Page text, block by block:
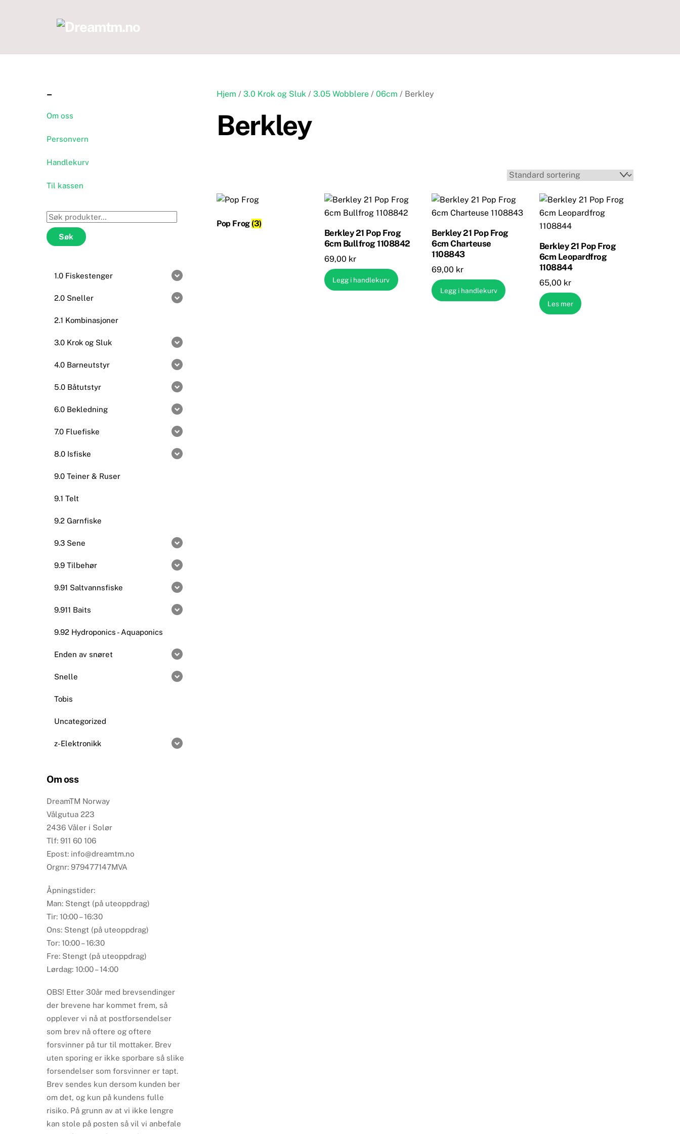
Hjem / 3.0 Krok og Sluk / 3.05 Wobblere /06cm / Berkley
Berkley
Pop Frog (3)
Berkley 21 Pop Frog
6cm Bullfrog 1108842
69,00 kr
Legg i handlekurv
Berkley 21 Pop Frog
6cm Charteuse
1108843
69,00 kr
Legg i handlekurv
Berkley 21 Pop Frog
6cm Leopardfrog
1108844
65,00 kr
Les mer
–
Om oss
Personvern
Handlekurv
Til kassen
Søk
etter:
Søk
1.0 Fiskestenger
2.0 Sneller
2.1 Kombinasjoner
3.0 Krok og Sluk
4.0 Barneutstyr
5.0 Båtutstyr
6.0 Bekledning
7.0 Fluefiske
8.0 Isfiske
9.0 Teiner & Ruser
9.1 Telt
9.2 Garnfiske
9.3 Sene
9.9 Tilbehør
9.91 Saltvannsfiske
9.911 Baits
9.92 Hydroponics - Aquaponics
Enden av snøret
Snelle
Tobis
Uncategorized
z-Elektronikk
Om oss
DreamTM Norway
Vålgutua 223
2436 Våler i Solør
Tlf: 911 60 106
Epost: info@dreamtm.no
Orgnr: 979477147MVA
Åpningstider:
Man: Stengt (på uteoppdrag)
Tir: 10:00 – 16:30
Ons: Stengt (på uteoppdrag)
Tor: 10:00 – 16:30
Fre: Stengt (på uteoppdrag)
Lørdag: 10:00 – 14:00
OBS! Etter 30år med brevsendinger
der brevene har kommet frem, så
opplever vi nå at postforsendelser
som brev nå oftere og oftere
forsvinner på tur til mottaker. Brev
uten sporing er ikke sporbare så slike
forsendelser som forsvinner er tapt.
Brev sendes kun dersom kunden ber
om det, og kun på kundens fulle
risiko. På grunn av at vi ikke lengre
kan stole på posten så vil vi anbefale